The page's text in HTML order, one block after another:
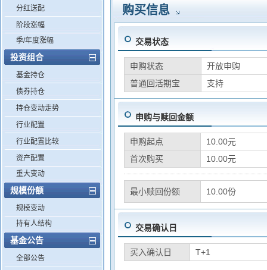
分红送配
阶段涨幅
季/年度涨幅
投资组合
基金持仓
债券持仓
持仓变动走势
行业配置
行业配置比较
资产配置
重大变动
规模份额
规模变动
持有人结构
基金公告
全部公告
购买信息
交易状态
申购状态
开放申购
普通回活期宝
支持
申购与赎回金额
申购起点
10.00元
首次购买
10.00元
最小赎回份额 10.00份
交易确认日
买入确认日 T+1